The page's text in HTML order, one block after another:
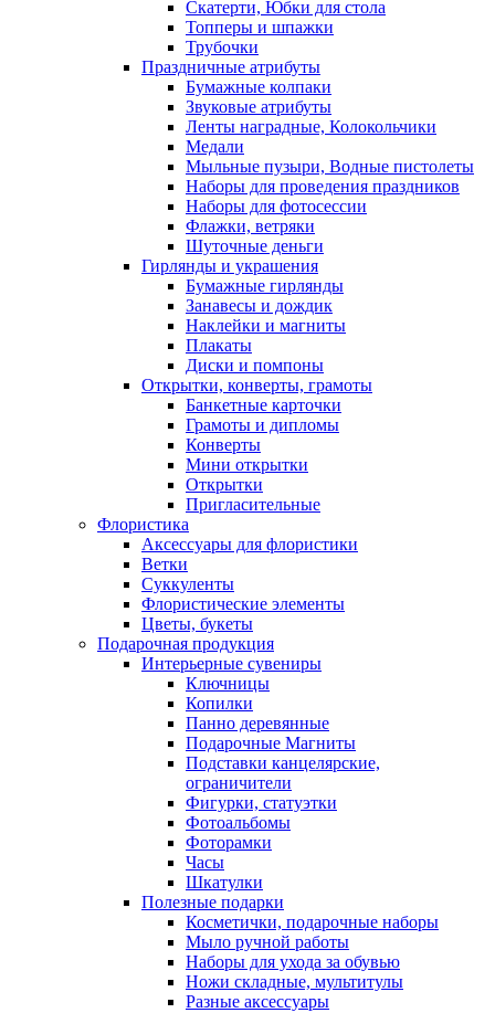
Скатерти, Юбки для стола
Топперы и шпажки
Трубочки
Праздничные атрибуты
Бумажные колпаки
Звуковые атрибуты
Ленты наградные, Колокольчики
Медали
Мыльные пузыри, Водные пистолеты
Наборы для проведения праздников
Наборы для фотосессии
Флажки, ветряки
Шуточные деньги
Гирлянды и украшения
Бумажные гирлянды
Занавесы и дождик
Наклейки и магниты
Плакаты
Диски и помпоны
Открытки, конверты, грамоты
Банкетные карточки
Грамоты и дипломы
Конверты
Мини открытки
Открытки
Пригласительные
Флористика
Аксессуары для флористики
Ветки
Суккуленты
Флористические элементы
Цветы, букеты
Подарочная продукция
Интерьерные сувениры
Ключницы
Копилки
Панно деревянные
Подарочные Магниты
Подставки канцелярские,
ограничители
Фигурки, статуэтки
Фотоальбомы
Фоторамки
Часы
Шкатулки
Полезные подарки
Косметички, подарочные наборы
Мыло ручной работы
Наборы для ухода за обувью
Ножи складные, мультитулы
Разные аксессуары